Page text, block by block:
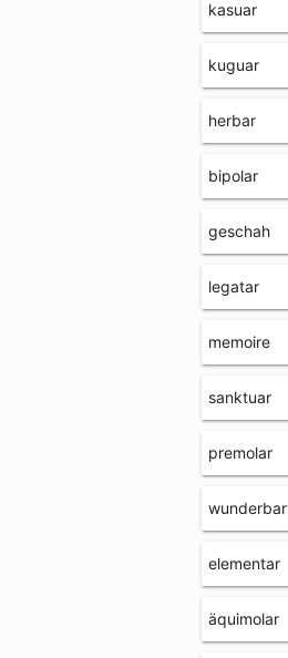
kasuar
kuguar
herbar
bipolar
geschah
legatar
memoire
sanktuar
premolar
wunderbar
elementar
äquimolar